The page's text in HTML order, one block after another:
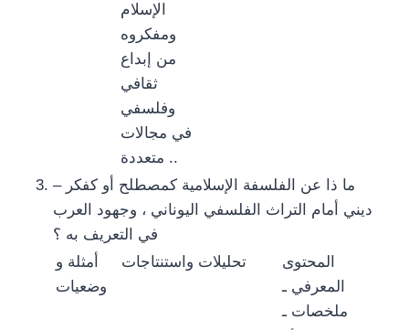
الإسلام
ومفكروه
من إبداع
ثقافي
وفلسفي
في مجالات
متعددة ..
– ما ذا عن الفلسفة الإسلامية كمصطلح أو كفكر
ديني أمام التراث الفلسفي اليوناني ، وجهود العرب
في التعريف به ؟
أمثلة و
وضعيات
تحليلات واستنتاجات
المحتوى
المعرفي ـ
ملخصات ـ